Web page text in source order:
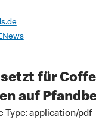
setzt für
auf
Type: application/pdf